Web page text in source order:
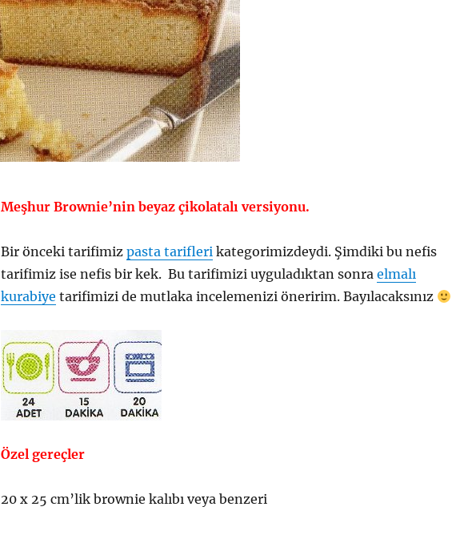
Meşhur Brownie’nin beyaz çikolatalı versiyonu.
Bir önceki tarifimiz pasta tariflerikategorimizdeydi. Şimdiki bu nefis
tarifimiz ise nefis bir kek. Bu tarifimizi uyguladıktan sonra elmalı
kurabiye tarifimizi de mutlaka incelemenizi öneririm. Bayılacaksınız
Özel gereçler
20 x 25 cm’lik brownie kalıbı veya benzeri